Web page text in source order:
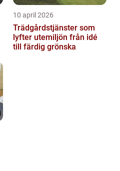
10 april 2026
Trädgårdstjänster som
lyfter utemiljön från idé
till färdig grönska